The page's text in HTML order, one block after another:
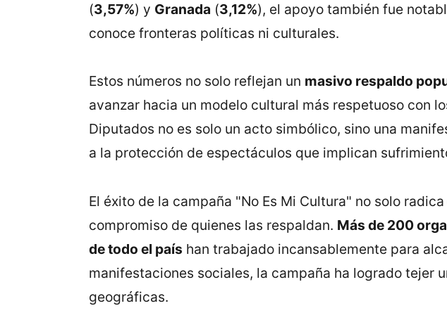
(3,57%) y Granada (3,12%), el apoyo también fue
conoce fronteras políticas ni culturales​.
Estos números no solo reflejan un masivo respaldo
avanzar hacia un modelo cultural más respetuoso con
Diputados no es solo un acto simbólico, sino una
a la protección de espectáculos que implican
El éxito de la campaña "No Es Mi Cultura" no solo
compromiso de quienes las respaldan. Más de 200
de todo el país han trabajado incansablemente para
manifestaciones sociales, la campaña ha logrado tejer
geográficas.